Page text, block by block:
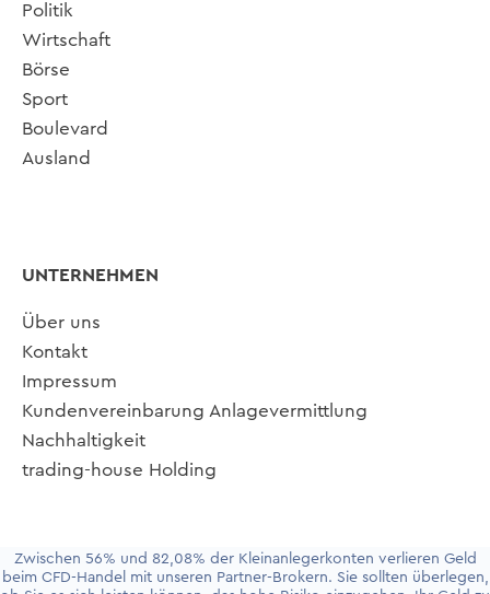
Zwischen 56% und 82,08% der Kleinanlegerkonten verlieren Geld
beim CFD-Handel mit unseren Partner-Brokern. Sie sollten überlegen,
Politik
Wirtschaft
Börse
Sport
Boulevard
Ausland
UNTERNEHMEN
Über uns
Kontakt
Impressum
Kundenvereinbarung Anlagevermittlung
Nachhaltigkeit
trading-house Holding